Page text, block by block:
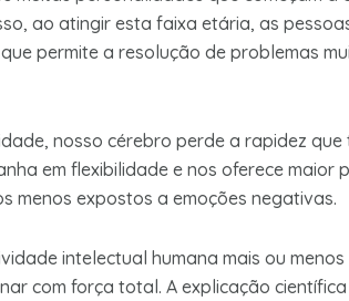
ao atingir esta faixa etária, as
permite a resolução de problemas
nosso cérebro perde a rapidez que
em flexibilidade e nos oferece maior
menos expostos a emoções negativas.
intelectual humana mais ou menos
com força total. A explicação científica